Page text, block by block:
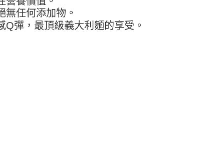
者請事先徵得法定代理人或監護人之同意方可使用
付」，若未經同意申辦者引起之損失，本公司不負相關責
先享後付」時，將依據個別帳號之用戶狀況，依本公司
之上限額度；若仍有額度不足之情形，本公司將視審查
NT$2,000(含以上)免運費
政
任何添加物。
彈，最頂級義大利麵的享受。